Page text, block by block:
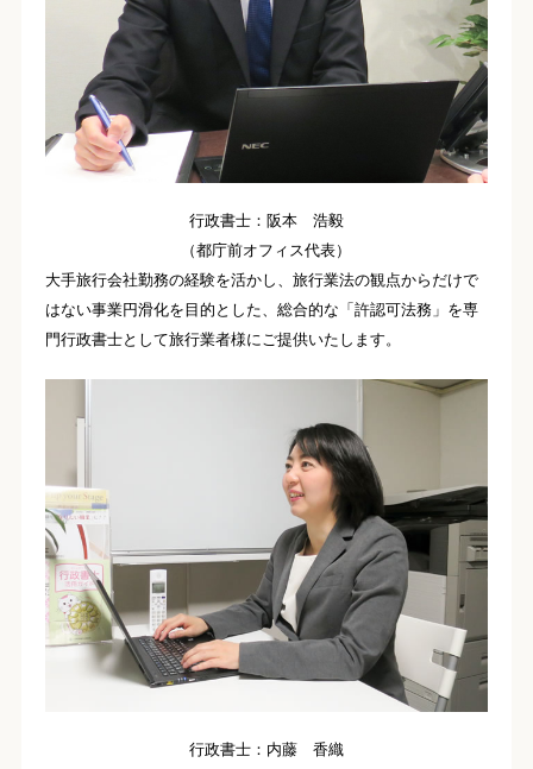
行政書士：阪本 浩毅
（都庁前オフィス代表）
大手旅行会社勤務の経験を活かし、旅行業法の観点からだけで
はない事業円滑化を目的とした、総合的な「許認可法務」を専
門行政書士として旅行業者様にご提供いたします。
行政書士：内藤 香織